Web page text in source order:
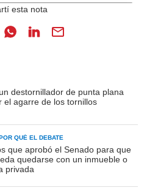
destornillador de punta plana
el agarre de los tornillos
QUÉ EL DEBATE
que aprobó el Senado para que
quedarse con un inmueble o
privada